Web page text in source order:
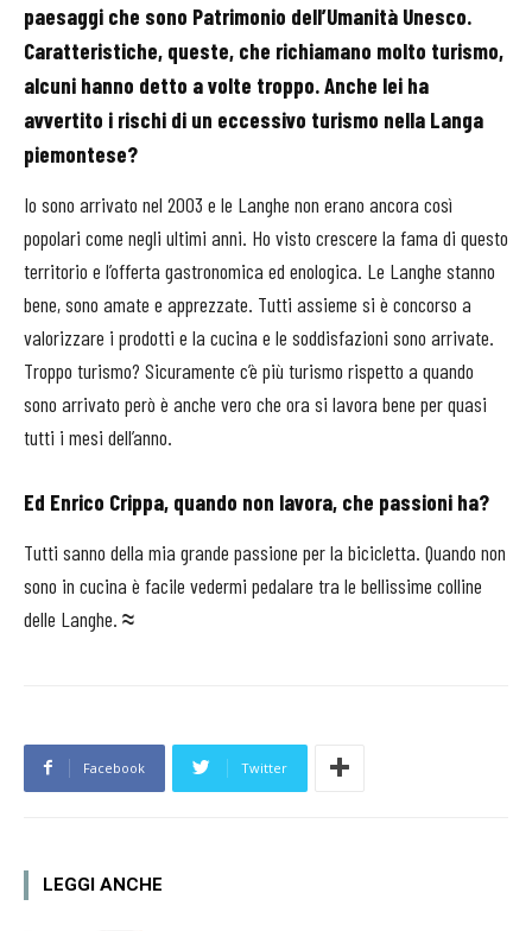
paesaggi che sono Patrimonio dell’Umanità Unesco.
Caratteristiche, queste, che richiamano molto turismo,
alcuni hanno detto a volte troppo. Anche lei ha
avvertito i rischi di un eccessivo turismo nella Langa
piemontese?
Io sono arrivato nel 2003 e le Langhe non erano ancora così
popolari come negli ultimi anni. Ho visto crescere la fama di questo
territorio e l’offerta gastronomica ed enologica. Le Langhe stanno
bene, sono amate e apprezzate. Tutti assieme si è concorso a
valorizzare i prodotti e la cucina e le soddisfazioni sono arrivate.
Troppo turismo? Sicuramente c’è più turismo rispetto a quando
sono arrivato però è anche vero che ora si lavora bene per quasi
tutti i mesi dell’anno.
Ed Enrico Crippa, quando non lavora, che passioni ha?
Tutti sanno della mia grande passione per la bicicletta. Quando non
sono in cucina è facile vedermi pedalare tra le bellissime colline
delle Langhe. ≈
Facebook Twitter
LEGGI ANCHE